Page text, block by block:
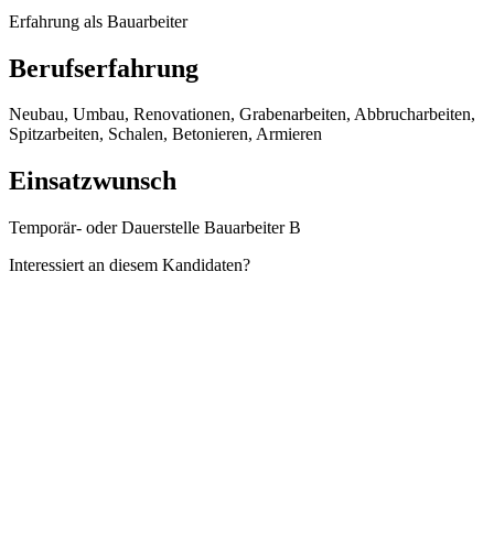
Erfahrung als Bauarbeiter
Berufserfahrung
Neubau, Umbau, Renovationen, Grabenarbeiten, Abbrucharbeiten,
Spitzarbeiten, Schalen, Betonieren, Armieren
Einsatzwunsch
Temporär- oder Dauerstelle Bauarbeiter B
Interessiert an diesem Kandidaten?